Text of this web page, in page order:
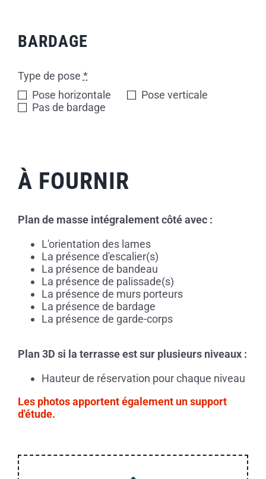
BARDAGE
Type de pose *
Pose horizontale
Pose verticale
Pas de bardage
À FOURNIR
Plan de masse intégralement côté avec :
L'orientation des lames
La présence d'escalier(s)
La présence de bandeau
La présence de palissade(s)
La présence de murs porteurs
La présence de bardage
La présence de garde-corps
Plan 3D si la terrasse est sur plusieurs niveaux :
Hauteur de réservation pour chaque niveau
Les photos apportent également un support
d'étude.